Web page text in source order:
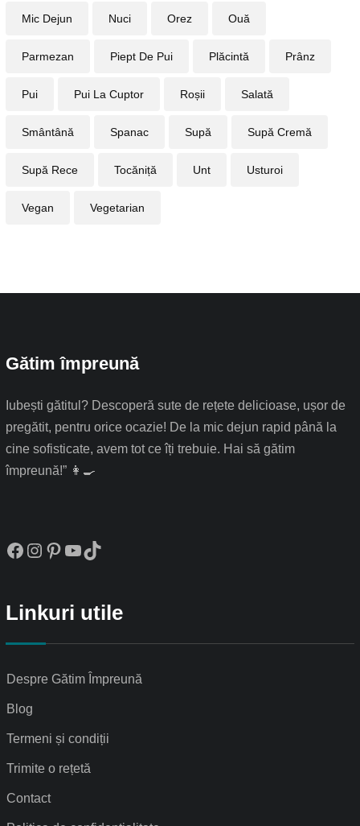
Mic Dejun Nuci Orez Ouă
Parmezan Piept De Pui Plăcintă Prânz
Pui Pui La Cuptor Roșii Salată
Smântână Spanac Supă Supă Cremă
Supă Rece Tocăniță Unt Usturoi
Vegan Vegetarian
Gătim împreună
Iubești gătitul? Descoperă sute de rețete delicioase, ușor de
pregătit, pentru orice ocazie! De la mic dejun rapid până la
cine sofisticate, avem tot ce îți trebuie. Hai să gătim
împreună!” 👩‍🍳
Linkuri utile
Despre Gătim Împreună
Blog
Termeni și condiții
Trimite o rețetă
Contact